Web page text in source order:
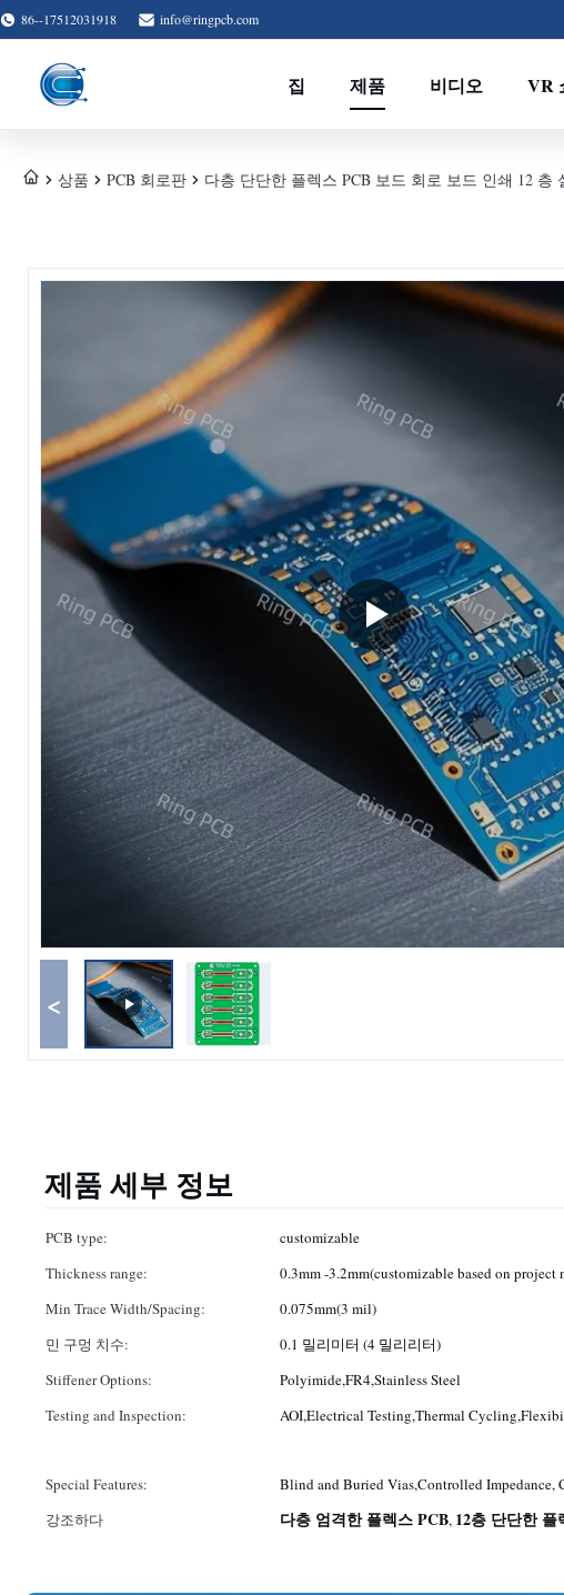
86--17512031918 info@ringpcb.com
집 제품 비디오 VR
상품 PCB 회로판 다층 단단한 플렉스 PCB 보드 회로 보드 인쇄 12 층
<
제품 세부 정보
PCB type: customizable
Thickness range:
0.3mm -3.2mm(customizable based on project
Min Trace Width/Spacing:
0.075mm(3 mil)
민 구멍 치수:
0.1 밀리미터 (4 밀리리터)
Stiffener Options:
Polyimide,FR4,Stainless Steel
Testing and Inspection:
AOI,Electrical Testing,Thermal
Special Features:
Blind and Buried Vias,Controlled Impedance,
강조하다
다층 엄격한 플렉스 PCB, 12층 단단한 플